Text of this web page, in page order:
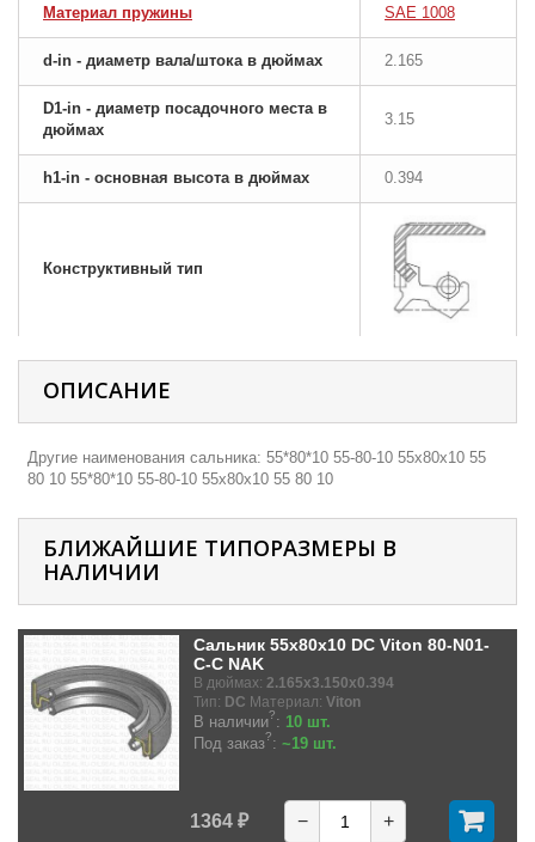
Материал пружины SAE 1008
d-in - диаметр вала/штока в дюймах 2.165
D1-in - диаметр посадочного места в
дюймах
3.15
h1-in - основная высота в дюймах 0.394
Конструктивный тип
ОПИСАНИЕ
Другие наименования сальника: 55*80*10 55-80-10 55х80х10 55
80 10 55*80*10 55-80-10 55х80х10 55 80 10
БЛИЖАЙШИЕ ТИПОРАЗМЕРЫ В
НАЛИЧИИ
Сальник 55x80x10 DC Viton 80-N01-
C-C NAK
В дюймах: 2.165x3.150x0.394
Тип: DC Материал: Viton
В наличии?: 10 шт.
Под заказ?: ~19 шт.
1364 ₽ − +